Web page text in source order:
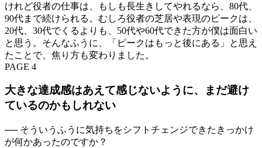
けれど役者の仕事は、もしも長生きしてやれるなら、80代、
90代まで続けられる。むしろ役者の芝居や表現のピークは、
20代、30代でくるよりも、50代や60代できた方が僕は面白い
と思う。そんなふうに、「ピークはもっと後にある」と思え
たことで、焦り方も変わりました。
PAGE 4
大きな達成感はあえて感じないように、まだ避け
ているのかもしれない
── そういうふうに気持ちをシフトチェンジできたきっかけ
が何かあったのですか？